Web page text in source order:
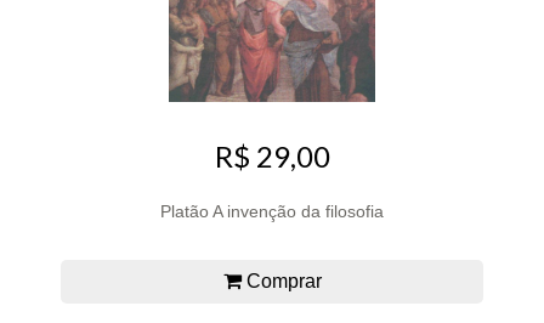
R$ 29,00
Platão A invenção da filosofia
Comprar